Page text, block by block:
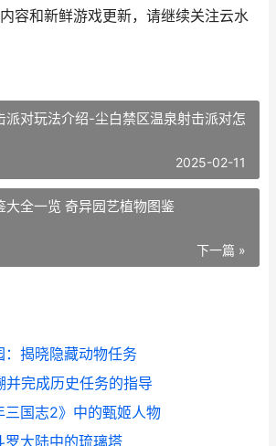
容和新鲜游戏更新，请继续关注云水
派对玩法介绍-尘白禁区温泉射击派对怎
2025-02-11
大全一览 奇异园艺植物图鉴
下一篇 »
：揭晓隐藏动物任务
并完成历史任务的指导
三国志2》中的甄姬人物
罗大陆中的琉璃塔